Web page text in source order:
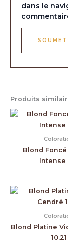
dans le
Produits
Blond
Intense
Blond Platine
10.21